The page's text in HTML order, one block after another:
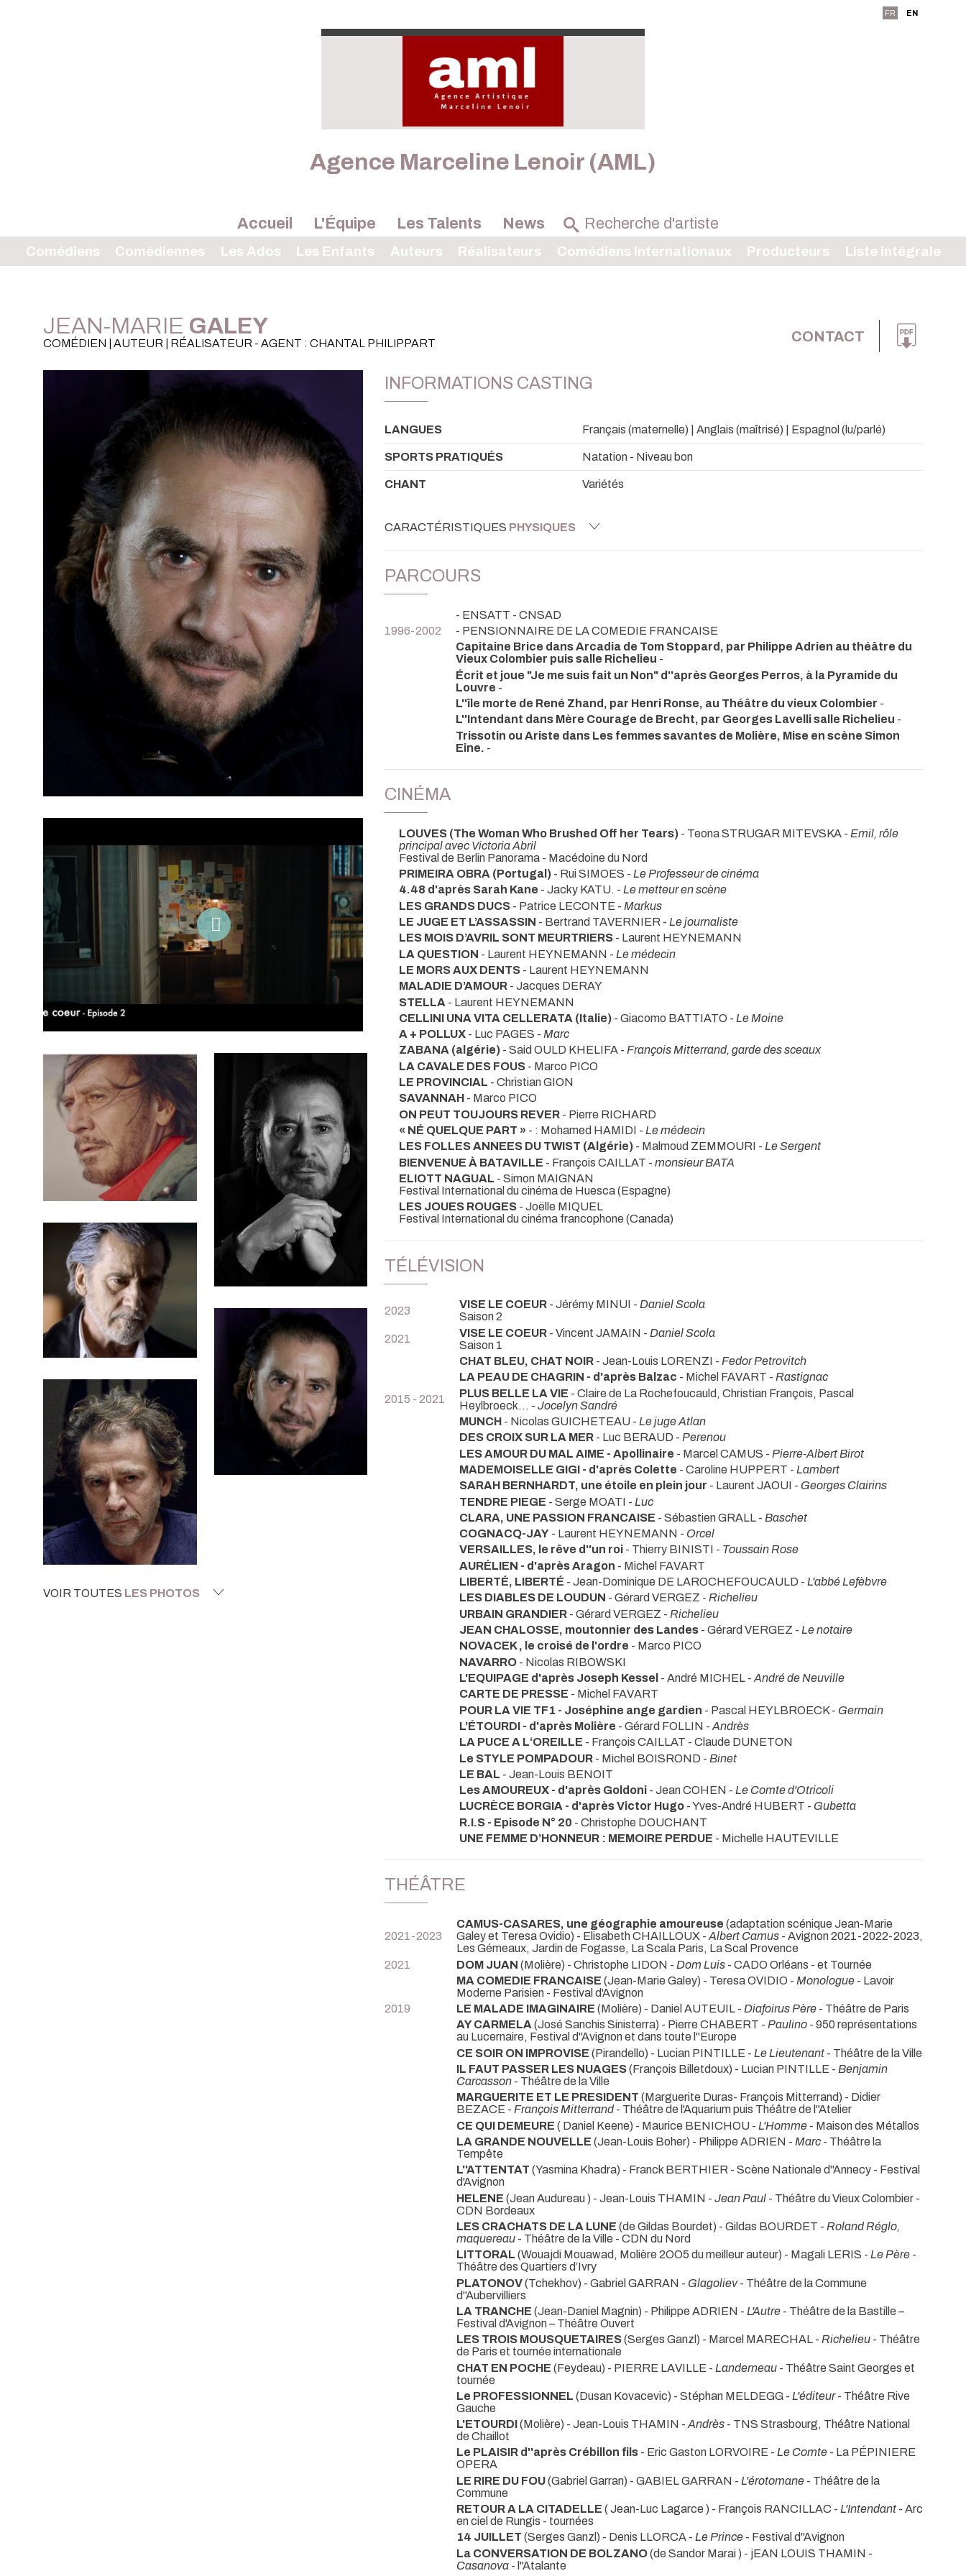
FR EN
Agence Marceline Lenoir (AML)
Accueil L'Équipe Les Talents
Comédiens Comédiennes Les Ados Les Enfants Auteurs Réalisateurs Comédiens Internationaux Producteurs Liste intégrale
News
JEAN-MARIE GALEY
COMÉDIEN | AUTEUR | RÉALISATEUR - AGENT : CHANTAL PHILIPPART CONTACT
VOIR TOUTES LES PHOTOS
INFORMATIONS CASTING
LANGUES Français (maternelle) | Anglais (maîtrisé) | Espagnol (lu/parlé)
SPORTS PRATIQUÉS Natation - Niveau bon
CHANT Variétés
CARACTÉRISTIQUES PHYSIQUES
PARCOURS
- ENSATT - CNSAD
1996-2002
- PENSIONNAIRE DE LA COMEDIE FRANCAISE
Capitaine Brice dans Arcadia de Tom Stoppard, par Philippe Adrien au théâtre du
Vieux Colombier puis salle Richelieu -
Écrit et joue "Je me suis fait un Non" d''après Georges Perros, à la Pyramide du
Louvre -
L''île morte de René Zhand, par Henri Ronse, au Théâtre du vieux Colombier -
L''Intendant dans Mère Courage de Brecht, par Georges Lavelli salle Richelieu -
Trissotin ou Ariste dans Les femmes savantes de Molière, Mise en scène Simon
Eine. -
CINÉMA
LOUVES (The Woman Who Brushed Off her Tears) - Teona STRUGAR MITEVSKA - Emil, rôle
principal avec Victoria Abril
Festival de Berlin Panorama - Macédoine du Nord
PRIMEIRA OBRA (Portugal) - Rui SIMOES - Le Professeur de cinéma
4.48 d'après Sarah Kane - Jacky KATU. - Le metteur en scène
LES GRANDS DUCS - Patrice LECONTE - Markus
LE JUGE ET L’ASSASSIN - Bertrand TAVERNIER - Le journaliste
LES MOIS D’AVRIL SONT MEURTRIERS - Laurent HEYNEMANN
LA QUESTION - Laurent HEYNEMANN - Le médecin
LE MORS AUX DENTS - Laurent HEYNEMANN
MALADIE D’AMOUR - Jacques DERAY
STELLA - Laurent HEYNEMANN
CELLINI UNA VITA CELLERATA (Italie) - Giacomo BATTIATO - Le Moine
A + POLLUX - Luc PAGES - Marc
ZABANA (algérie) - Said OULD KHELIFA - François Mitterrand, garde des sceaux
LA CAVALE DES FOUS - Marco PICO
LE PROVINCIAL - Christian GION
SAVANNAH - Marco PICO
ON PEUT TOUJOURS REVER - Pierre RICHARD
« NÉ QUELQUE PART » - : Mohamed HAMIDI - Le médecin
LES FOLLES ANNEES DU TWIST (Algérie) - Malmoud ZEMMOURI - Le Sergent
BIENVENUE À BATAVILLE - François CAILLAT - monsieur BATA
ELIOTT NAGUAL - Simon MAIGNAN
Festival International du cinéma de Huesca (Espagne)
LES JOUES ROUGES - Joëlle MIQUEL
Festival International du cinéma francophone (Canada)
TÉLÉVISION
2023 VISE LE COEUR - Jérémy MINUI - Daniel Scola
Saison 2
2021
VISE LE COEUR - Vincent JAMAIN - Daniel Scola
Saison 1
CHAT BLEU, CHAT NOIR - Jean-Louis LORENZI - Fedor Petrovitch
LA PEAU DE CHAGRIN - d'après Balzac - Michel FAVART - Rastignac
2015 - 2021
PLUS BELLE LA VIE - Claire de La Rochefoucauld, Christian François, Pascal
Heylbroeck... - Jocelyn Sandré
MUNCH - Nicolas GUICHETEAU - Le juge Atlan
DES CROIX SUR LA MER - Luc BERAUD - Perenou
LES AMOUR DU MAL AIME - Apollinaire - Marcel CAMUS - Pierre-Albert Birot
MADEMOISELLE GIGI - d'après Colette - Caroline HUPPERT - Lambert
SARAH BERNHARDT, une étoile en plein jour - Laurent JAOUI - Georges Clairins
TENDRE PIEGE - Serge MOATI - Luc
CLARA, UNE PASSION FRANCAISE - Sébastien GRALL - Baschet
COGNACQ-JAY - Laurent HEYNEMANN - Orcel
VERSAILLES, le rêve d''un roi - Thierry BINISTI - Toussain Rose
AURÉLIEN - d'après Aragon - Michel FAVART
LIBERTÉ, LIBERTÉ - Jean-Dominique DE LAROCHEFOUCAULD - L'abbé Lefèbvre
LES DIABLES DE LOUDUN - Gérard VERGEZ - Richelieu
URBAIN GRANDIER - Gérard VERGEZ - Richelieu
JEAN CHALOSSE, moutonnier des Landes - Gérard VERGEZ - Le notaire
NOVACEK , le croisé de l'ordre - Marco PICO
NAVARRO - Nicolas RIBOWSKI
L'EQUIPAGE d'après Joseph Kessel - André MICHEL - André de Neuville
CARTE DE PRESSE - Michel FAVART
POUR LA VIE TF1 - Joséphine ange gardien - Pascal HEYLBROECK - Germain
L’ÉTOURDI - d'après Molière - Gérard FOLLIN - Andrès
LA PUCE A L‘OREILLE - François CAILLAT - Claude DUNETON
Le STYLE POMPADOUR - Michel BOISROND - Binet
LE BAL - Jean-Louis BENOIT
Les AMOUREUX - d'après Goldoni - Jean COHEN - Le Comte d'Otricoli
LUCRÈCE BORGIA - d'après Victor Hugo - Yves-André HUBERT - Gubetta
R.I.S - Episode N° 20 - Christophe DOUCHANT
UNE FEMME D’HONNEUR : MEMOIRE PERDUE - Michelle HAUTEVILLE
THÉÂTRE
2021-2023
CAMUS-CASARES, une géographie amoureuse (adaptation scénique Jean-Marie
Galey et Teresa Ovidio) - Elisabeth CHAILLOUX - Albert Camus - Avignon 2021-2022-2023,
Les Gémeaux, Jardin de Fogasse, La Scala Paris, La Scal Provence
2021
DOM JUAN (Molière) - Christophe LIDON - Dom Luis - CADO Orléans - et Tournée
MA COMEDIE FRANCAISE (Jean-Marie Galey) - Teresa OVIDIO - Monologue - Lavoir
Moderne Parisien - Festival d'Avignon
2019
LE MALADE IMAGINAIRE (Molière) - Daniel AUTEUIL - Diafoirus Père - Théâtre de Paris
AY CARMELA(José Sanchis Sinisterra) - Pierre CHABERT - Paulino - 950 représentations
au Lucernaire, Festival d''Avignon et dans toute l''Europe
CE SOIR ON IMPROVISE (Pirandello) - Lucian PINTILLE - Le Lieutenant - Théâtre de la Ville
IL FAUT PASSER LES NUAGES(François Billetdoux) - Lucian PINTILLE - Benjamin
Carcasson - Théâtre de la Ville
MARGUERITE ET LE PRESIDENT (Marguerite Duras- François Mitterrand) - Didier
BEZACE - François Mitterrand- Théâtre de l'Aquarium puis Théâtre de l''Atelier
CE QUI DEMEURE ( Daniel Keene) - Maurice BENICHOU - L'Homme - Maison des Métallos
LA GRANDE NOUVELLE (Jean-Louis Boher) - Philippe ADRIEN - Marc - Théâtre la
Tempête
L''ATTENTAT (Yasmina Khadra) - Franck BERTHIER - Scène Nationale d''Annecy - Festival
d'Avignon
HELENE (Jean Audureau ) - Jean-Louis THAMIN - Jean Paul - Théâtre du Vieux Colombier -
CDN Bordeaux
LES CRACHATS DE LA LUNE (de Gildas Bourdet) - Gildas BOURDET - Roland Réglo,
maquereau - Théâtre de la Ville - CDN du Nord
LITTORAL (Wouajdi Mouawad, Molière 2OO5 du meilleur auteur) - Magali LERIS - Le Père -
Théâtre des Quartiers d’Ivry
PLATONOV(Tchekhov) - Gabriel GARRAN - Glagoliev- Théâtre de la Commune
d''Aubervilliers
LA TRANCHE (Jean-Daniel Magnin) - Philippe ADRIEN - L'Autre - Théâtre de la Bastille –
Festival d'Avignon – Théâtre Ouvert
LES TROIS MOUSQUETAIRES(Serges Ganzl) - Marcel MARECHAL - Richelieu - Théâtre
de Paris et tournée internationale
CHAT EN POCHE (Feydeau) - PIERRE LAVILLE - Landerneau - Théâtre Saint Georges et
tournée
Le PROFESSIONNEL (Dusan Kovacevic) - Stéphan MELDEGG - L'éditeur- Théâtre Rive
Gauche
L'ETOURDI(Molière) - Jean-Louis THAMIN - Andrès - TNS Strasbourg, Théâtre National
de Chaillot
Le PLAISIR d''après Crébillon fils - Eric Gaston LORVOIRE - Le Comte - La PÉPINIERE
OPERA
LE RIRE DU FOU(Gabriel Garran) - GABIEL GARRAN - L'érotomane - Théâtre de la
Commune
RETOUR A LA CITADELLE ( Jean-Luc Lagarce ) - François RANCILLAC - L'Intendant - Arc
en ciel de Rungis - tournées
14 JUILLET (Serges Ganzl) - Denis LLORCA - Le Prince - Festival d''Avignon
La CONVERSATION DE BOLZANO(de Sandor Marai ) - jEAN LOUIS THAMIN -
Casanova - l''Atalante